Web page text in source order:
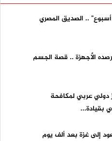
.. الصديق المصري
الأجهزة .. قصة الجسم
دولي عربي لمكافحة
بقيادة...
إلى غزة بعد ألف يوم